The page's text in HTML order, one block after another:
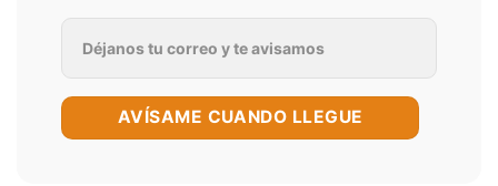
AVÍSAME CUANDO LLEGUE